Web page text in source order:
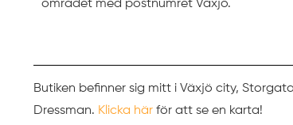
området med postnumret Växjö.
Butiken befinner sig mitt i Växjö city,
Dressman. Klicka här för att se en karta!